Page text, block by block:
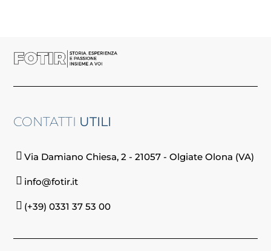
CONTATTI UTILI
Via Damiano Chiesa, 2 - 21057 - Olgiate Olona (VA)
info@fotir.it
(+39) 0331 37 53 00